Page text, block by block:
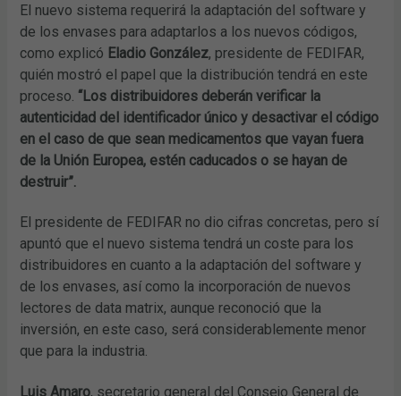
El nuevo sistema requerirá la adaptación del software y
de los envases para adaptarlos a los nuevos códigos,
como explicó Eladio González, presidente de FEDIFAR,
quién mostró el papel que la distribución tendrá en este
proceso. “Los distribuidores deberán verificar la
autenticidad del identificador único y desactivar el código
en el caso de que sean medicamentos que vayan fuera
de la Unión Europea, estén caducados o se hayan de
destruir”.
El presidente de FEDIFAR no dio cifras concretas, pero sí
apuntó que el nuevo sistema tendrá un coste para los
distribuidores en cuanto a la adaptación del software y
de los envases, así como la incorporación de nuevos
lectores de data matrix, aunque reconoció que la
inversión, en este caso, será considerablemente menor
que para la industria.
Luis Amaro, secretario general del Consejo General de